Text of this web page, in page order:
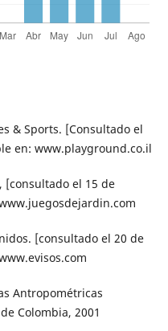
& Sports. [Consultado el
en: www.playground.co.il
[consultado el 15 de
[consultado el 20 de
Antropométricas
Colombia, 2001